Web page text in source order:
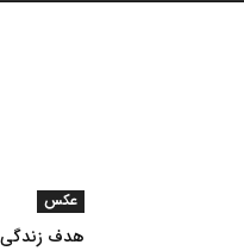
عکس
هدف زندگی